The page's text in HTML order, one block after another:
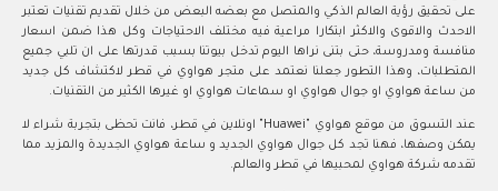
على تحقيق رؤية العالم الذكي والمتصل مع بعضه البعض من خلال تقديم تقنيات تعتبر
الاحدث والاقوى والاكثر ابتكارا مراعية فيه مختلف الاحتياجات وكل هذا ضمن اسعار
منافسة ومدروسة، حتى بتنى نراها اليوم تدخل بيوتنا بسبب قدرتها على ان تلبي جميع
المتطلبات، وهذا التطور جعلنا نعتمد على متجر هواوي في قطر لاكتشاف كل جديد
من ساعة هواوي او جوال هواوي او سماعات هواوي او غيرها الكثير من التقنيات.
عند التسوق من موقع هواوي "Huawei" اونلاين في قطر، فانت تحظى بتجربة شراء لا
يمكن وصفها، فهنا تجد كل جوال هواوي الجديد و ساعة هواوي الجديدة والمزيد مما
تقدمه شركة هواوي لمحبيها في قطر والعالم.